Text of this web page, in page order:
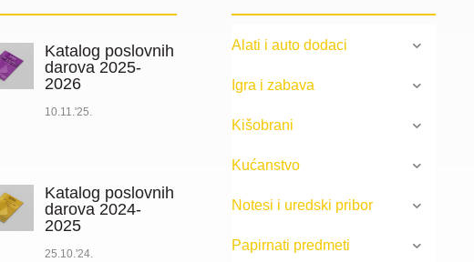
Katalog poslovnih
darova 2025-
2026
10.11.'25.
Katalog poslovnih
darova 2024-
2025
25.10.'24.
Alati i auto dodaci
Igra i zabava
Kišobrani
Kućanstvo
Notesi i uredski pribor
Papirnati predmeti